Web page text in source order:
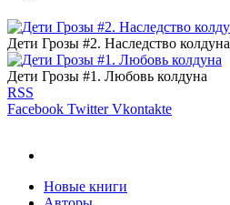
Дети Грозы #2. Наследство колдуна
Дети Грозы #1. Любовь колдуна
RSS
Facebook Twitter Vkontakte
Новые книги